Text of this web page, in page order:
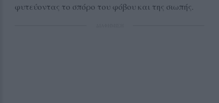
φυτεύοντας το σπόρο του φόβου και της σιωπής.